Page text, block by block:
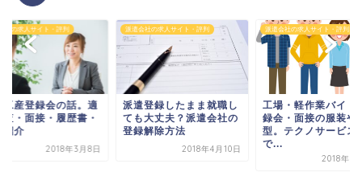
社の求人サイト・評判
工産登録会の話。適
査・面接・履歴書・
紹介
2018年3月8日
派遣会社の求人サイト・評判
派遣登録したまま就職し
ても大丈夫？派遣会社の
登録解除方法
2018年4月10日
派遣会社の求人サイト・評判
工場・軽作業バイト
録会・面接の服装や
型。テクノサービス
で...
2018年3